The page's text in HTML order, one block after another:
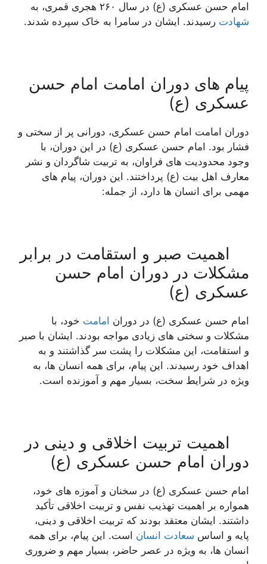
امام حسن عسکری (ع) در سال ۲۶۰ هجری قمری، به
شهادت رسیدند. ایشان در سامرا به خاک سپرده شدند.
پیام های دوران امامت امام حسن
عسکری (ع)
دوران امامت امام حسن عسکری، دورانی پر از سختی و
فشار بود. امام حسن عسکری (ع) در این دوران، با
وجود محدودیت های فراوان، به تربیت شاگردان و نشر
معارف اهل بیت (ع) پرداختند. این دوران، پیام های
مهمی برای انسان ها دارد، از جمله:
اهمیت صبر و استقامت در برابر
مشکلات در دوران امام حسن
عسکری (ع)
امام حسن عسکری (ع) در دوران امامت خود، با
مشکلات و سختی های زیادی مواجه بودند. ایشان با صبر
و استقامت، این مشکلات را پشت سر گذاشتند و به
اهداف خود رسیدند. این پیام، برای همه انسان ها، به
ویژه در شرایط سخت، بسیار مهم و آموزنده است.
اهمیت تربیت اخلاقی و دینی در
دوران امام حسن عسکری (ع)
امام حسن عسکری (ع) در سخنان و آموزه های خود،
همواره بر اهمیت تهذیب نفس و تربیت اخلاقی تأکید
داشتند. ایشان معتقد بودند که تربیت اخلاقی و دینی،
پایه و اساس سعادت انسان است. این پیام، برای همه
انسان ها، به ویژه در عصر حاضر، بسیار مهم و ضروری